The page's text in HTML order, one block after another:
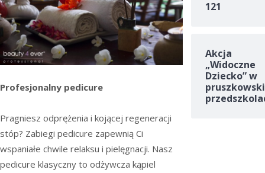
Profesjonalny pedicure
Pragniesz odprężenia i kojącej regeneracji
stóp? Zabiegi pedicure zapewnią Ci
wspaniałe chwile relaksu i pielęgnacji. Nasz
pedicure klasyczny to odżywcza kąpiel
121
Akcja
„Widoczne
Dziecko” w